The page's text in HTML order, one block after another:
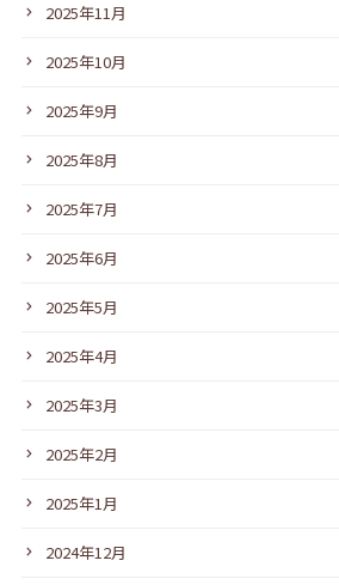
2025年11月
2025年10月
2025年9月
2025年8月
2025年7月
2025年6月
2025年5月
2025年4月
2025年3月
2025年2月
2025年1月
2024年12月